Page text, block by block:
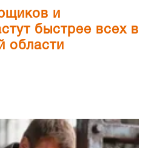
и
быстрее всех в
области